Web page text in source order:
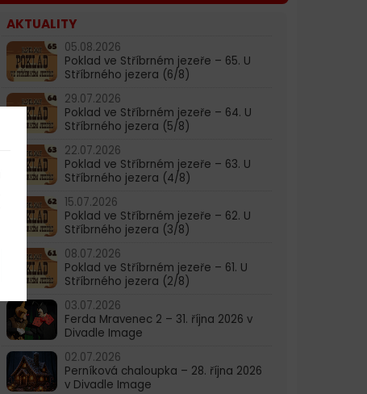
AKTUALITY
05.08.2026
Poklad ve Stříbrném jezeře – 65. U
Stříbrného jezera (6/8)
29.07.2026
Poklad ve Stříbrném jezeře – 64. U
Stříbrného jezera (5/8)
22.07.2026
Poklad ve Stříbrném jezeře – 63. U
Stříbrného jezera (4/8)
15.07.2026
Poklad ve Stříbrném jezeře – 62. U
Stříbrného jezera (3/8)
08.07.2026
Poklad ve Stříbrném jezeře – 61. U
Stříbrného jezera (2/8)
03.07.2026
Ferda Mravenec 2 – 31. října 2026 v
Divadle Image
02.07.2026
Perníková chaloupka – 28. října 2026
v Divadle Image